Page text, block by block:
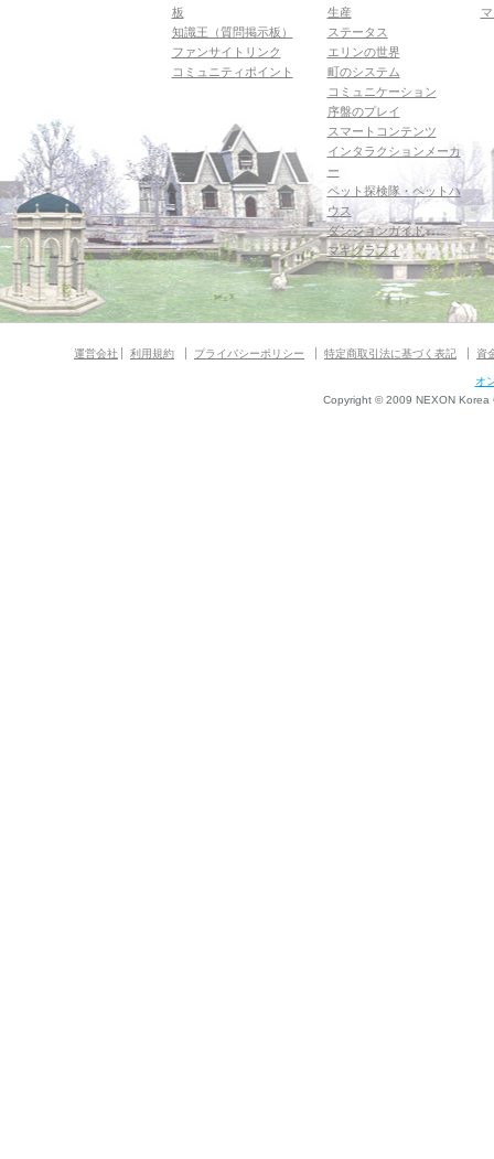
板
知識王（質問掲示板）
ファンサイトリンク
コミュニティポイント
生産
ステータス
エリンの世界
町のシステム
コミュニケーション
序盤のプレイ
スマートコンテンツ
インタラクションメーカ
ー
ペット探検隊・ペットハ
ウス
ダンジョンガイド
マギグラフィ
運営会社 利用規約 プライバシーポリシー 特定商取引法に基づく表記 資
オ
Copyright © 2009 NEXON Korea